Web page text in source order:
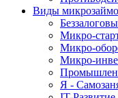
Виды
Микро-
Микро-
Микро-
Я -